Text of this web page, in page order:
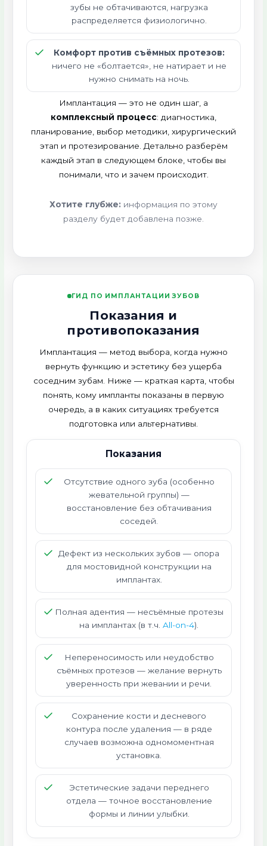
зубы не обтачиваются, нагрузка
распределяется физиологично.
Комфорт против съёмных протезов:
ничего не «болтается», не натирает и не
нужно снимать на ночь.
Имплантация — это не один шаг, а
комплексный процесс: диагностика,
планирование, выбор методики, хирургический
этап и протезирование. Детально разберём
каждый этап в следующем блоке, чтобы вы
понимали, что и зачем происходит.
Хотите глубже: информация по этому
разделу будет добавлена позже.
ГИД ПО ИМПЛАНТАЦИИ ЗУБОВ
Показания и
противопоказания
Имплантация — метод выбора, когда нужно
вернуть функцию и эстетику без ущерба
соседним зубам. Ниже — краткая карта, чтобы
понять, кому импланты показаны в первую
очередь, а в каких ситуациях требуется
подготовка или альтернативы.
Показания
Отсутствие одного зуба (особенно
жевательной группы) —
восстановление без обтачивания
соседей.
Дефект из нескольких зубов — опора
для мостовидной конструкции на
имплантах.
Полная адентия — несъёмные протезы
на имплантах (в т.ч. All-on-4).
Непереносимость или неудобство
съёмных протезов — желание вернуть
уверенность при жевании и речи.
Сохранение кости и десневого
контура после удаления — в ряде
случаев возможна одномоментная
установка.
Эстетические задачи переднего
отдела — точное восстановление
формы и линии улыбки.